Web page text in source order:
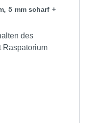
5 mm scharf +
des
Mucoperiostlappens. Inhalt Raspatorium